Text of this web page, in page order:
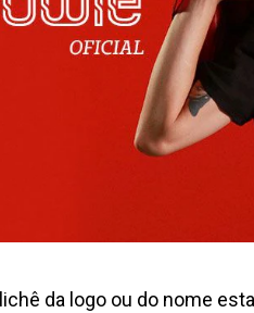
da logo ou do nome